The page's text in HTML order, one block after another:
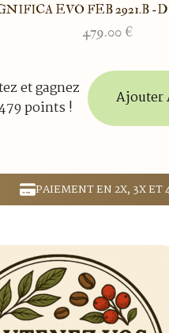
EVO FEB 2921.B -
479.00 €
et gagnez
points !
Ajouter
PAIEMENT EN 2X, 3X ET